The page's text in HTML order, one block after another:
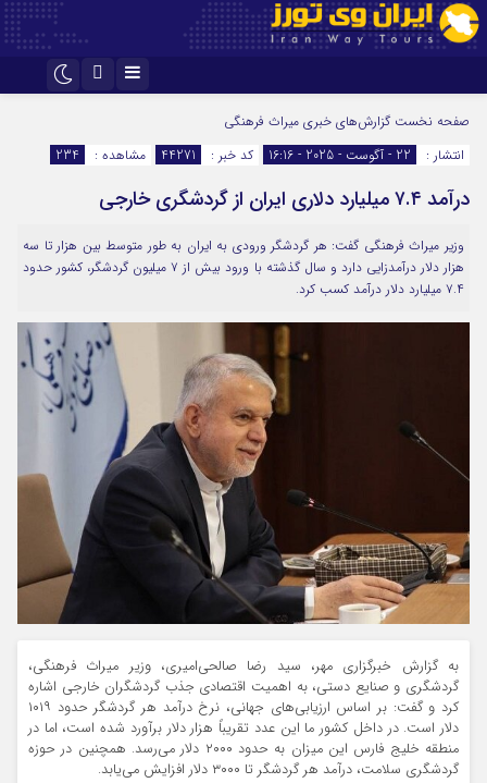
اینستاگرام
صفحه نخست گزارش‌های خبری میراث فرهنگی
انتشار :
22 - آگوست - 2025 - 16:16 کد خبر : 44271 مشاهده : 234
درآمد ۷.۴ میلیارد دلاری ایران از گردشگری خارجی
وزیر میراث فرهنگی گفت: هر گردشگر ورودی به ایران به طور متوسط بین هزار تا سه
هزار دلار درآمدزایی دارد و سال گذشته با ورود بیش از ۷ میلیون گردشگر، کشور حدود
۷.۴ میلیارد دلار درآمد کسب کرد.
به گزارش خبرگزاری مهر، سید رضا صالحی‌امیری، وزیر میراث فرهنگی،
گردشگری و صنایع دستی، به اهمیت اقتصادی جذب گردشگران خارجی اشاره
کرد و گفت: بر اساس ارزیابی‌های جهانی، نرخ درآمد هر گردشگر حدود
دلار است. درداخل کشورما این عدد تقریباً هزار دلار برآورد شده است، اما در
منطقه خلیج فارس این میزان به حدود
دلار می‌رسد. همچنین در حوزه
گردشگری سلامت، درآمد هر گردشگر تا
دلار افزایش می‌یابد.